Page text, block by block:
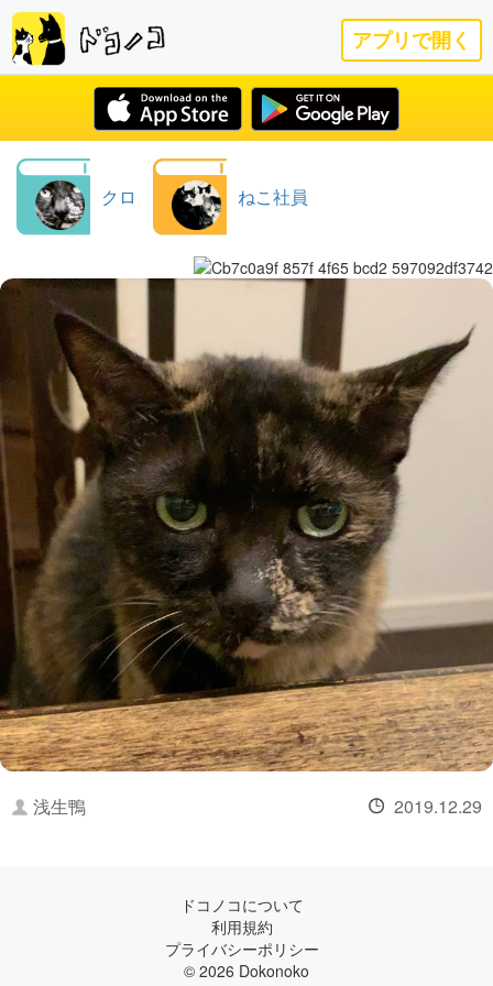
アプリで開く
クロ ねこ社員
浅生鴨 2019.12.29
ドコノコについて
利用規約
プライバシーポリシー
© 2026 Dokonoko